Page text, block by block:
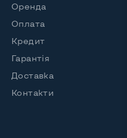
Оренда
Оплата
Кредит
Гарантія
Доставка
Контакти